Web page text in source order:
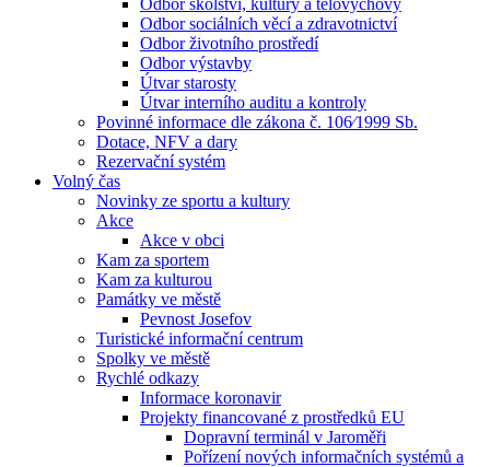
Odbor školství, kultury a tělovýchovy
Odbor sociálních věcí a zdravotnictví
Odbor životního prostředí
Odbor výstavby
Útvar starosty
Útvar interního auditu a kontroly
Povinné informace dle zákona č. 106⁄1999 Sb.
Dotace, NFV a dary
Rezervační systém
Volný čas
Novinky ze sportu a kultury
Akce
Akce v obci
Kam za sportem
Kam za kulturou
Památky ve městě
Pevnost Josefov
Turistické informační centrum
Spolky ve městě
Rychlé odkazy
Informace koronavir
Projekty financované z prostředků EU
Dopravní terminál v Jaroměři
Pořízení nových informačních systémů a